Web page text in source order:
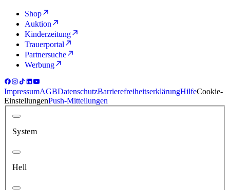
Shop
Auktion
Kinderzeitung
Trauerportal
Partnersuche
Werbung
ImpressumAGBDatenschutzBarrierefreiheitserklärungHilfeCookie-
EinstellungenPush-Mitteilungen
System
Hell